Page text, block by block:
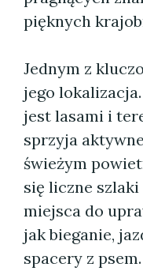
pięknych
Jednym z
jego
jest lasami i
sprzyja
świeżym
się liczne
miejsca do
jak bieganie,
spacery z